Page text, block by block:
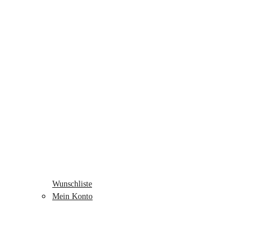
Wunschliste
Mein Konto